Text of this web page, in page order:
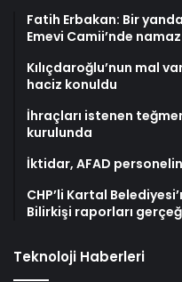
Fatih Erbakan: Bir
Emevi Camii’nde namaz
Kılıçdaroğlu’nun mal
haciz konuldu
İhraçları istenen
kurulunda
İktidar, AFAD
CHP’li Kartal
Bilirkişi raporları
Teknoloji Haberleri